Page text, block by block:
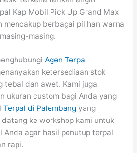
Kap Mobil Pick Up Grand Max
mencakup berbagai pilihan warna
masing.
Agen Terpal
ketersediaan stok
tebal dan awet. Kami juga
ukuran custom bagi Anda yang
Terpal di Palembangyang
ke workshop kami untuk
Anda agar hasil penutup terpal
rapi.